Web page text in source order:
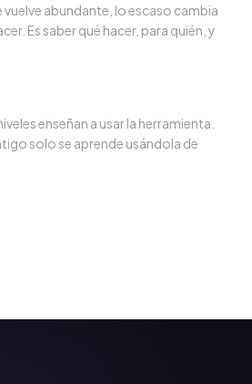
vuelve abundante, lo escaso cambia
Es saber qué hacer, para quién, y
enseñan a usar la herramienta.
solo se aprende usándola de